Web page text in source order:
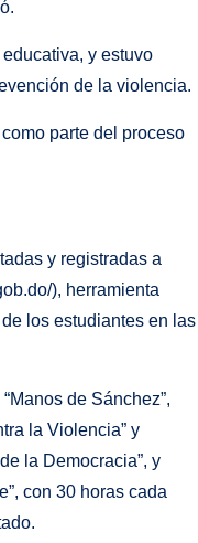
y estuvo
de la violencia.
parte del proceso
y registradas a
), herramienta
los estudiantes en las
de Sánchez”,
la Violencia” y
la Democracia”, y
con 30 horas cada